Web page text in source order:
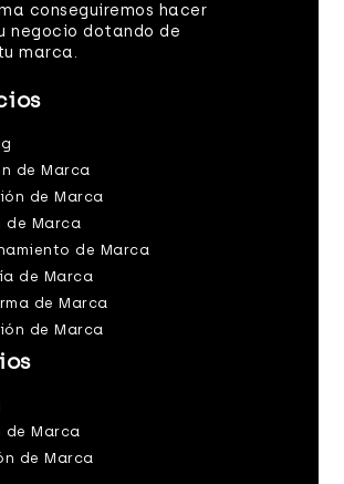
conseguiremos hacer
negocio dotando de
marca.
de Marca
de Marca
de Marca
de Marca
de Marca
de Marca
de Marca
de Marca
de Marca